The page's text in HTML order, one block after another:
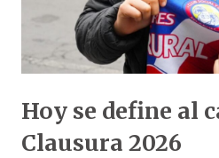
Hoy se define al
Clausura 2026